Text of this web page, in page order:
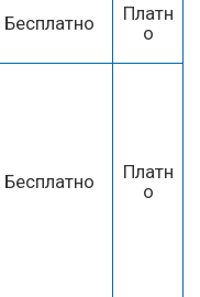
Бесплатно
Платн
о
Бесплатно
Платн
о